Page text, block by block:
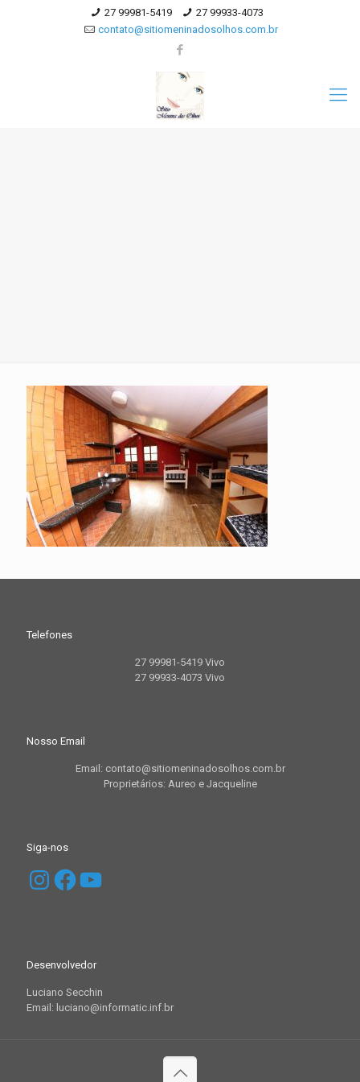
27 99981-5419
27 99933-4073
contato@sitiomeninadosolhos.com.br
Telefones
27 99981-5419 Vivo
27 99933-4073 Vivo
Nosso Email
Email: contato@sitiomeninadosolhos.com.br
Proprietários: Aureo e Jacqueline
Siga-nos
InstagramFacebook
YouTube
Desenvolvedor
Luciano Secchin
Email: luciano@informatic.inf.br